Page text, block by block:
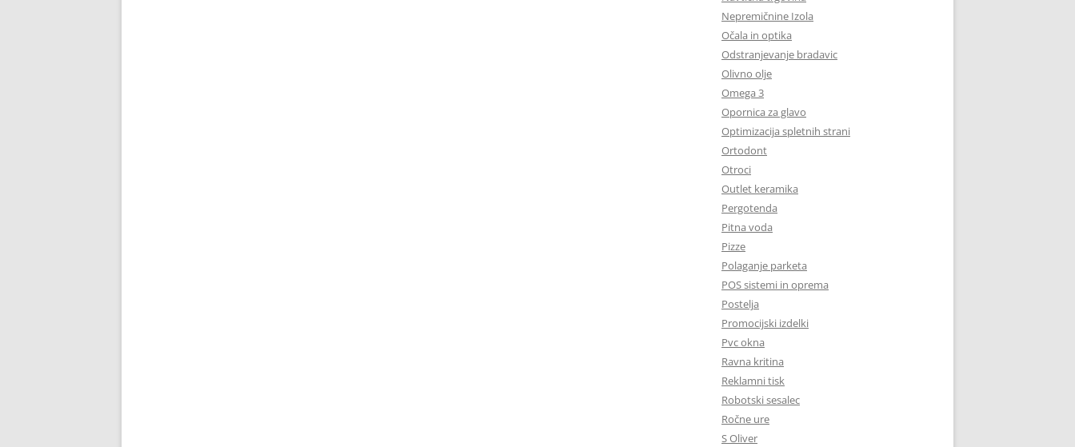
Nepremičnine Izola
Očala in optika
Odstranjevanje bradavic
Olivno olje
Omega 3
Opornica za glavo
Optimizacija spletnih strani
Ortodont
Otroci
Outlet keramika
Pergotenda
Pitna voda
Pizze
Polaganje parketa
POS sistemi in oprema
Postelja
Promocijski izdelki
Pvc okna
Ravna kritina
Reklamni tisk
Robotski sesalec
Ročne ure
S Oliver